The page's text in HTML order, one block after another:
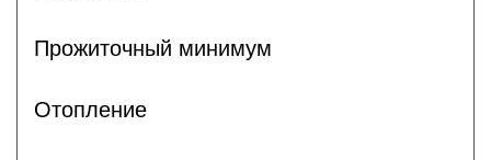
Прожиточный минимум
Отопление